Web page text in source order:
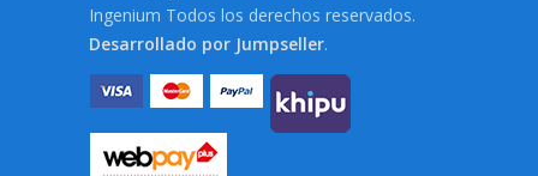
Ingenium Todos los derechos reservados.
Desarrollado por Jumpseller.